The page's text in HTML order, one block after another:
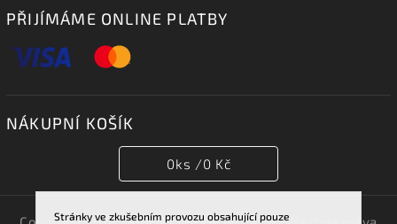
Stránky ve zkušebním provozu obsahující pouze
PŘIJÍMÁME ONLINE PLATBY
NÁKUPNÍ KOŠÍK
0ks /0 Kč